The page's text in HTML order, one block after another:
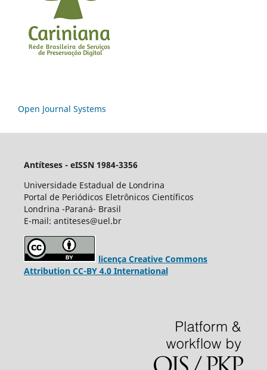
Open Journal Systems
Antíteses - eISSN 1984-3356
Universidade Estadual de Londrina
Portal de Periódicos Eletrônicos Científicos
Londrina -Paraná- Brasil
E-mail: antiteses@uel.br
licença Creative Commons
Attribution CC-BY 4.0 International